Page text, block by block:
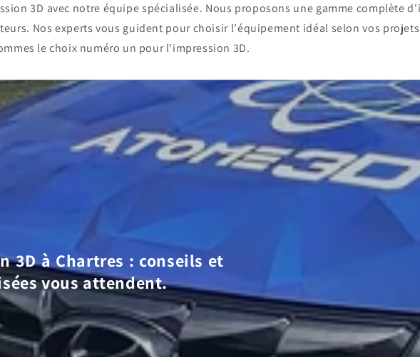
3D avec notre équipe spécialisée. Nous proposons une gamme complète
Nos experts vous guident pour choisir l'équipement idéal selon vos
le choix numéro un pour l'impression 3D.
3D à Chartres : conseils et
vous attendent.